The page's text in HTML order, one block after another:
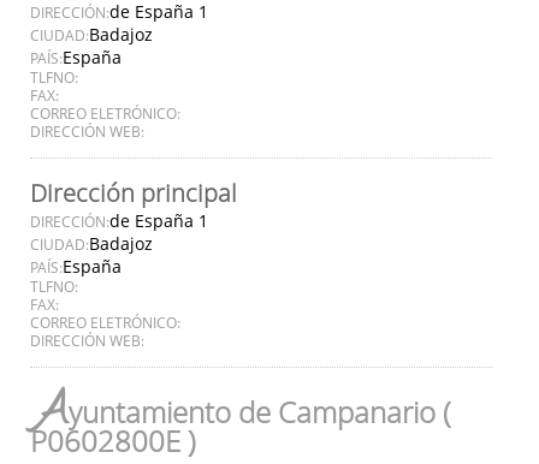
DIRECCIÓN:de España 1
CIUDAD:Badajoz
PAÍS:España
TLFNO:
FAX:
CORREO ELETRÓNICO:
DIRECCIÓN WEB:
Dirección principal
DIRECCIÓN:de España 1
CIUDAD:Badajoz
PAÍS:España
TLFNO:
FAX:
CORREO ELETRÓNICO:
DIRECCIÓN WEB:
Ayuntamiento de Campanario (
P0602800E )